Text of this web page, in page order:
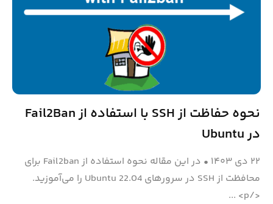
نحوه حفاظت از SSH با استفاده از Fail2Ban
در Ubuntu
۲۲ دی ۱۴۰۳ •
در این مقاله نحوه استفاده از Fail2ban برای
محافظت از SSH در سرورهای Ubuntu 22.04 را می‌آموزید.
</p> ...